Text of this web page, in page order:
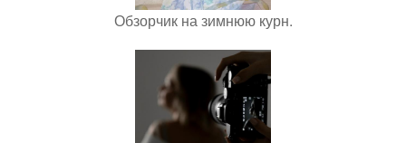
Обзорчик на зимнюю курн.